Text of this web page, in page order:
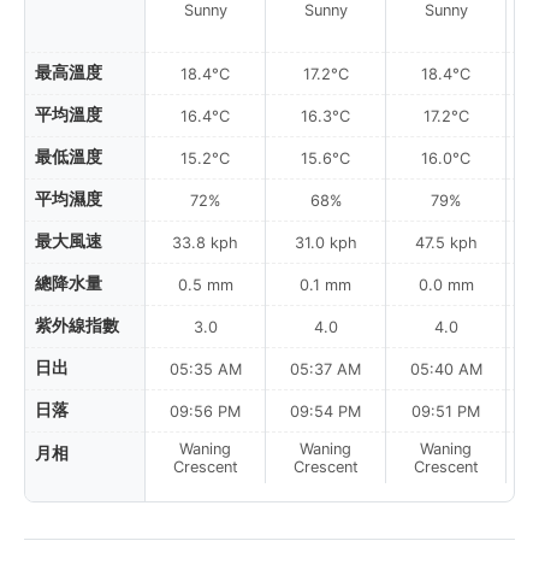
最高溫度
平均溫度
最低溫度
平均濕度
最大風速
總降水量
紫外線指數
日出
日落
月相
Sunny
18.4°C
16.4°C
15.2°C
72%
33.8 kph
0.5 mm
3.0
05:35 AM
09:56 PM
Waning
Crescent
Sunny
17.2°C
16.3°C
15.6°C
68%
31.0 kph
0.1 mm
4.0
05:37 AM
09:54 PM
Waning
Crescent
Sunny
18.4°C
17.2°C
16.0°C
79%
47.5 kph
0.0 mm
4.0
05:40 AM
09:51 PM
Waning
Crescent